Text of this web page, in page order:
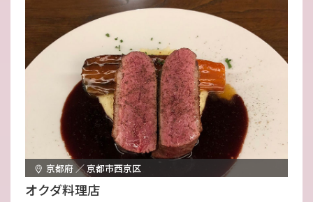
京都府 ／ 京都市西京区
オクダ料理店